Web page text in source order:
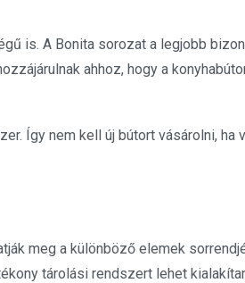
is. A Bonita sorozat a legjobb
ahhoz, hogy a
Így nem kell új bútort vásárolni, ha
meg a különböző elemek
tárolási rendszert lehet